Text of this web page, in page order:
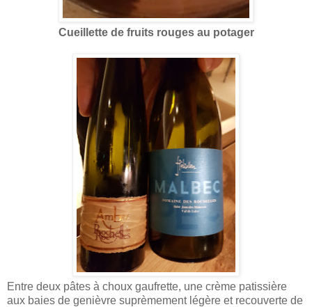
Cueillette de fruits rouges au potager
Entre deux pâtes à choux gaufrette, une crème patissière
aux baies de genièvre suprèmement légère et recouverte de